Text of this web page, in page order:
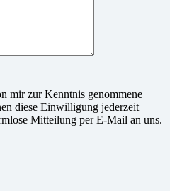
mir zur Kenntnis genommene
diese Einwilligung jederzeit
Mitteilung per E-Mail an uns.